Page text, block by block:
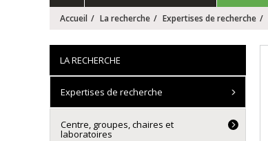
Accueil La recherche Expertises de recherche
LA RECHERCHE
Expertises de recherche
Centre, groupes, chaires et
laboratoires